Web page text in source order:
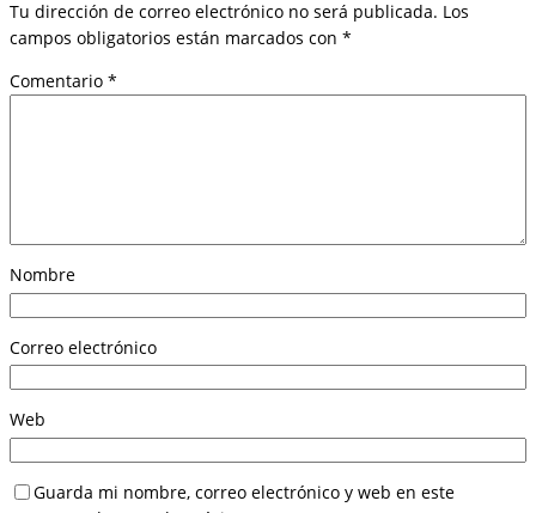
Tu dirección de correo electrónico no será publicada. Los
campos obligatorios están marcados con *
Comentario *
Nombre
Correo electrónico
Web
Guarda mi nombre, correo electrónico y web en este